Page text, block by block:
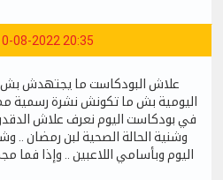
08-2022 20:35
علاش البودكاست ما يجتهدش بش
اليومية بش ما تكونش نشرة رسمية
في بودكاست اليوم نعرف علاش
وشنية الحالة الصحية لبن رمضان ..
اليوم وبأسامي اللاعبين .. وإذا